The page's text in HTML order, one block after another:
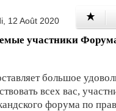
12 Août 2020
участники
большое
всех вас,
форума по